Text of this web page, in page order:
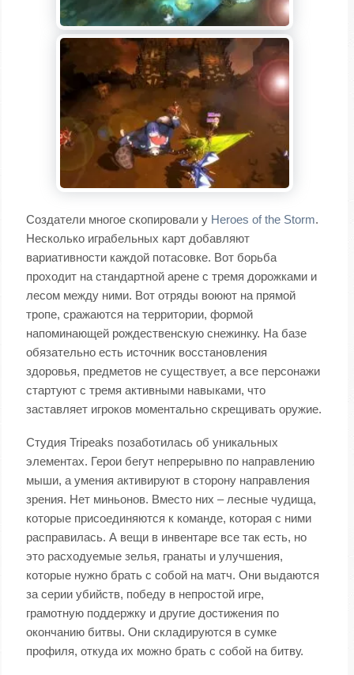
Создатели многое скопировали у Heroes of the Storm.
Несколько играбельных карт добавляют
вариативности каждой потасовке. Вот борьба
проходит на стандартной арене с тремя дорожками и
лесом между ними. Вот отряды воюют на прямой
тропе, сражаются на территории, формой
напоминающей рождественскую снежинку. На базе
обязательно есть источник восстановления
здоровья, предметов не существует, а все персонажи
стартуют с тремя активными навыками, что
заставляет игроков моментально скрещивать оружие.
Студия Tripeaks позаботилась об уникальных
элементах. Герои бегут непрерывно по направлению
мыши, а умения активируют в сторону направления
зрения. Нет миньонов. Вместо них – лесные чудища,
которые присоединяются к команде, которая с ними
расправилась. А вещи в инвентаре все так есть, но
это расходуемые зелья, гранаты и улучшения,
которые нужно брать с собой на матч. Они выдаются
за серии убийств, победу в непростой игре,
грамотную поддержку и другие достижения по
окончанию битвы. Они складируются в сумке
профиля, откуда их можно брать с собой на битву.